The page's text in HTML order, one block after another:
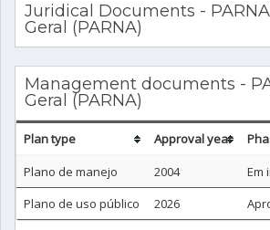
Juridical Documents -
Geral (PARNA)
Management documents -
Geral (PARNA)
Plan type Approval year
Plano de manejo
2004 Em
Plano de uso público
2026